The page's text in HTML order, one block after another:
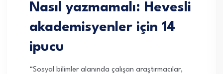
Nasıl yazmamalı: Hevesli
akademisyenler için 14
ipucu
“Sosyal bilimler alanında çalışan araştırmacılar,